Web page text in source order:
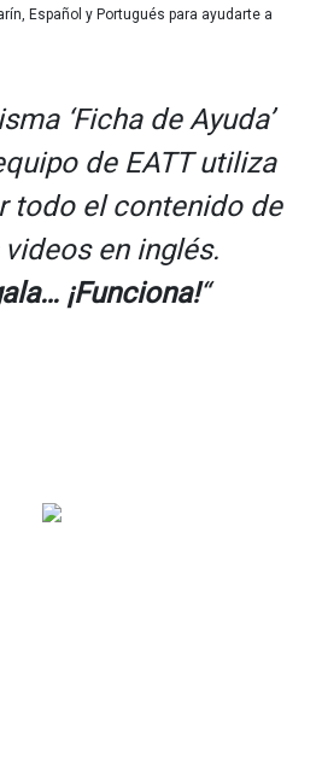
Español y Portugués para ayudarte a
‘Ficha de Ayuda’
de EATT utiliza
todo el contenido de
en inglés.
¡Funciona!“